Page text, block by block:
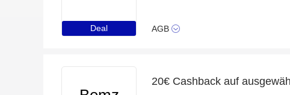
Deal AGB
20€ Cashback auf